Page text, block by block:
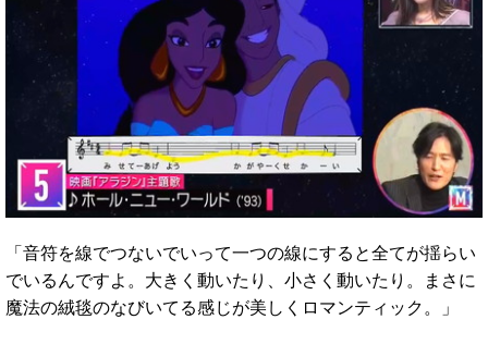
「音符を線でつないでいって一つの線にすると全てが揺らい
でいるんですよ。大きく動いたり、小さく動いたり。まさに
魔法の絨毯のなびいてる感じが美しくロマンティック。」